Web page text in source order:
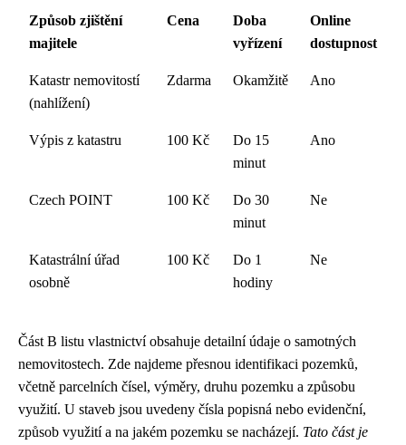
Způsob zjištění
majitele
Cena
Doba
vyřízení
Online
dostupnost
Katastr nemovitostí
(nahlížení)
Zdarma Okamžitě Ano
Výpis z katastru 100 Kč
Do 15
minut
Ano
Czech POINT 100 Kč
Do 30
minut
Ne
Katastrální úřad
osobně
100 Kč
Do 1
hodiny
Ne
Část B listu vlastnictví obsahuje detailní údaje o samotných
nemovitostech. Zde najdeme přesnou identifikaci pozemků,
včetně parcelních čísel, výměry, druhu pozemku a způsobu
využití. U staveb jsou uvedeny čísla popisná nebo evidenční,
způsob využití a na jakém pozemku se nacházejí. Tato část je